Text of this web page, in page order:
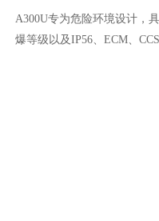
A300U专为危险环境设计，
爆等级以及IP56、ECM、